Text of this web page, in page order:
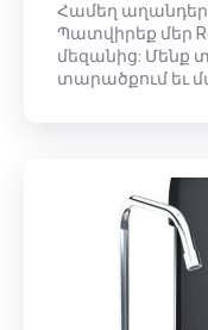
Համեղ
Պատվիրեք մեր
մեզանից: Մենք
տարածքում եւ